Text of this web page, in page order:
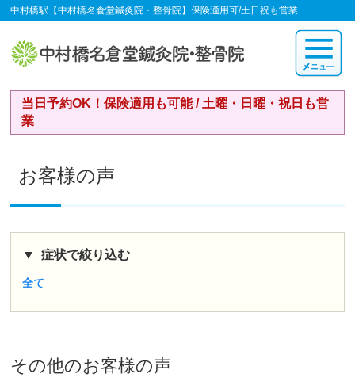
中村橋駅【中村橋名倉堂鍼灸院・整骨院】保険適用可/土日祝も営業
当日予約OK！保険適用も可能 / 土曜・日曜・祝日も営
業
お客様の声
症状で絞り込む
全て
その他のお客様の声